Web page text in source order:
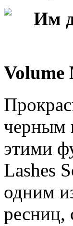
Volume
черным
этими
Lashes
одним
ресниц,